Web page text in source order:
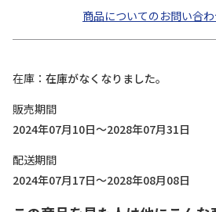
商品についてのお問い合
在庫
在庫がなくなりました。
販売期間
2024年07月10日～2028年07月31日
配送期間
2024年07月17日～2028年08月08日